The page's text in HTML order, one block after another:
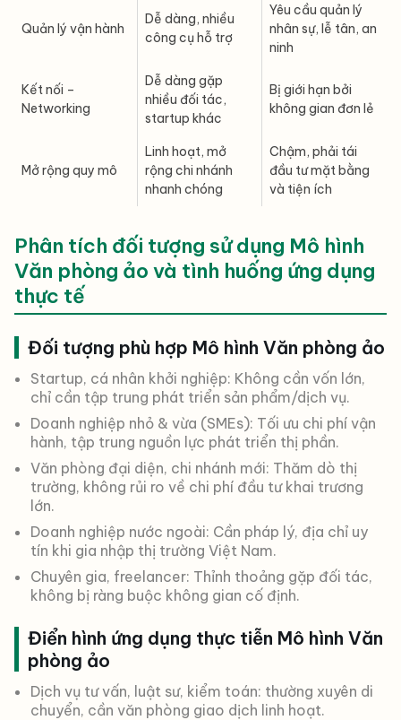
Quản lý vận hành
Dễ dàng, nhiều
công cụ hỗ trợ
Yêu cầu quản lý
nhân sự, lễ tân, an
ninh
Kết nối –
Networking
Dễ dàng gặp
nhiều đối tác,
startup khác
Bị giới hạn bởi
không gian đơn lẻ
Mở rộng quy mô
Linh hoạt, mở
rộng chi nhánh
nhanh chóng
Chậm, phải tái
đầu tư mặt bằng
và tiện ích
Phân tích đối tượng sử dụng Mô hình
Văn phòng ảo và tình huống ứng dụng
thực tế
Đối tượng phù hợp Mô hình Văn phòng ảo
Startup, cá nhân khởi nghiệp: Không cần vốn lớn,
chỉ cần tập trung phát triển sản phẩm/dịch vụ.
Doanh nghiệp nhỏ & vừa (SMEs): Tối ưu chi phí vận
hành, tập trung nguồn lực phát triển thị phần.
Văn phòng đại diện, chi nhánh mới: Thăm dò thị
trường, không rủi ro về chi phí đầu tư khai trương
lớn.
Doanh nghiệp nước ngoài: Cần pháp lý, địa chỉ uy
tín khi gia nhập thị trường Việt Nam.
Chuyên gia, freelancer: Thỉnh thoảng gặp đối tác,
không bị ràng buộc không gian cố định.
Điển hình ứng dụng thực tiễn Mô hình Văn
phòng ảo
Dịch vụ tư vấn, luật sư, kiểm toán: thường xuyên di
chuyển, cần văn phòng giao dịch linh hoạt.